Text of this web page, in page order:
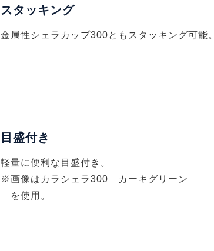
スタッキング
金属性シェラカップ300ともスタッキング可能。
目盛付き
軽量に便利な目盛付き。
※画像はカラシェラ300 カーキグリーン
を使用。